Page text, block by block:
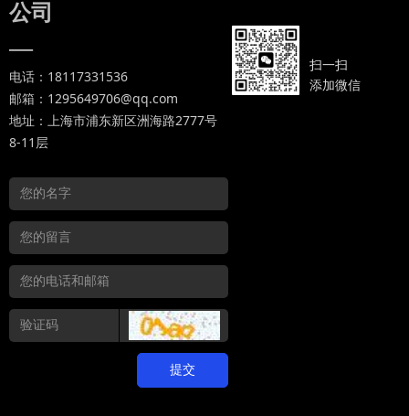
提交
公司
—
电话：18117331536
邮箱：1295649706@qq.com
地址：上海市浦东新区洲海路2777号
8-11层
扫一扫
添加微信